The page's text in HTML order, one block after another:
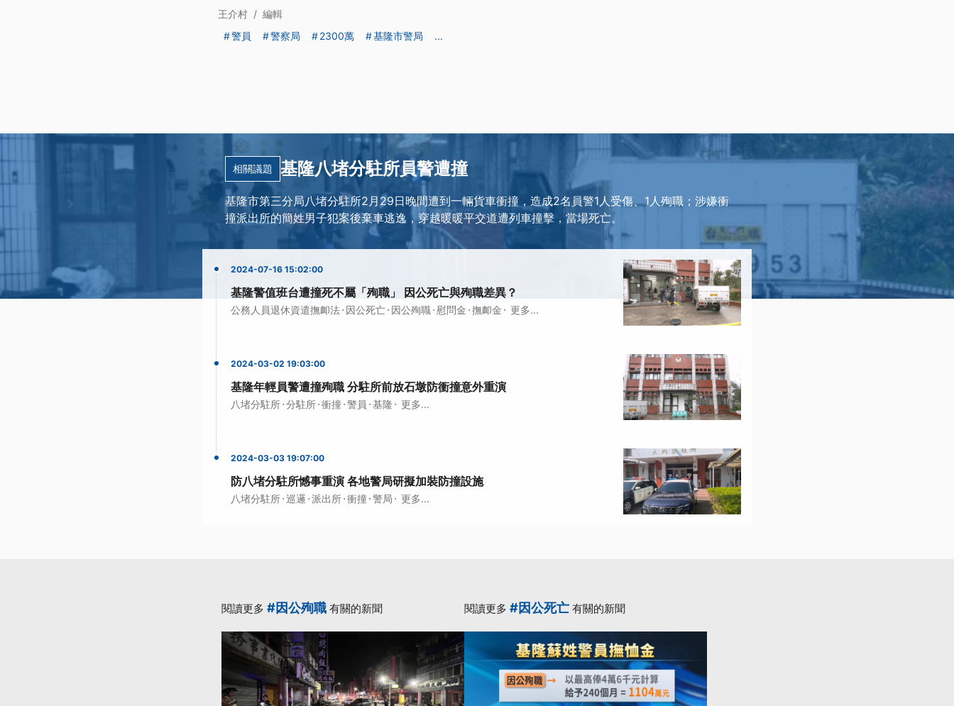
王介村 / 編輯
警員
警察局 2300萬 基隆市警局 ...
相關議題 基隆八堵分駐所員警遭撞
基隆市第三分局八堵分駐所2月29日晚間遭到一輛貨車衝撞，造成2名員警1人受傷、1人殉職；涉嫌衝
撞派出所的簡姓男子犯案後棄車逃逸，穿越暖暖平交道遭列車撞擊，當場死亡。
2024-07-16 15:02:00
基隆警值班台遭撞死不屬「殉職」 因公死亡與殉職差異？
公務人員退休資遣撫卹法· 因公死亡· 因公殉職·慰問金 ·撫卹金 · 更多...
2024-03-02 19:03:00
基隆年輕員警遭撞殉職 分駐所前放石墩防衝撞意外重演
八堵分駐所·分駐所·衝撞·警員 ·基隆 · 更多...
2024-03-03 19:07:00
防八堵分駐所憾事重演 各地警局研擬加裝防撞設施
八堵分駐所·巡邏 ·派出所·衝撞·警局 · 更多...
閱讀更多 #因公殉職 有關的新聞 閱讀更多 #因公死亡 有關的新聞